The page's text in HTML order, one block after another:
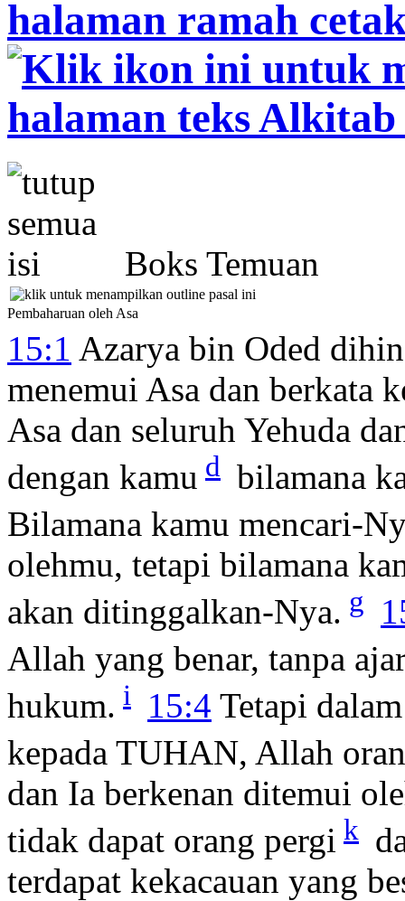
Boks Temuan
Pembaharuan oleh Asa
15:1 Azarya bin Oded
menemui Asa dan berkata
Asa dan seluruh Yehuda
dengan kamu d bilamana
Bilamana kamu mencari-
olehmu, tetapi bilamana
akan ditinggalkan-Nya. g
Allah yang benar, tanpa
hukum. i 15:4 Tetapi
kepada TUHAN, Allah
dan Ia berkenan ditemui
tidak dapat orang pergi k
terdapat kekacauan yang